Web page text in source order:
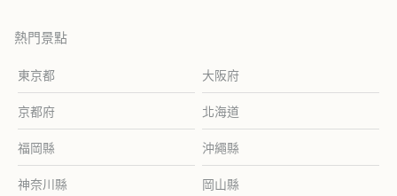
熱門景點
東京都 大阪府
京都府 北海道
福岡縣 沖繩縣
神奈川縣 岡山縣